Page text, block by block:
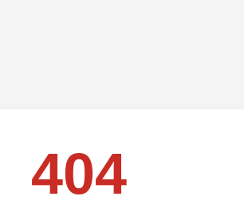
404